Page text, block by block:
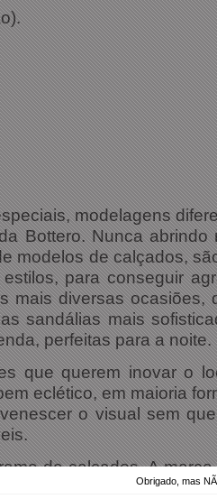
Obrigado, mas
modelagens
Bottero. Nunca
modelos de calçados,
para conseguir
mais diversas ocasiões,
sandálias mais
perfeitas para a noite.
que querem inovar o
eclético, em maioria
o visual sem
de calçados. A